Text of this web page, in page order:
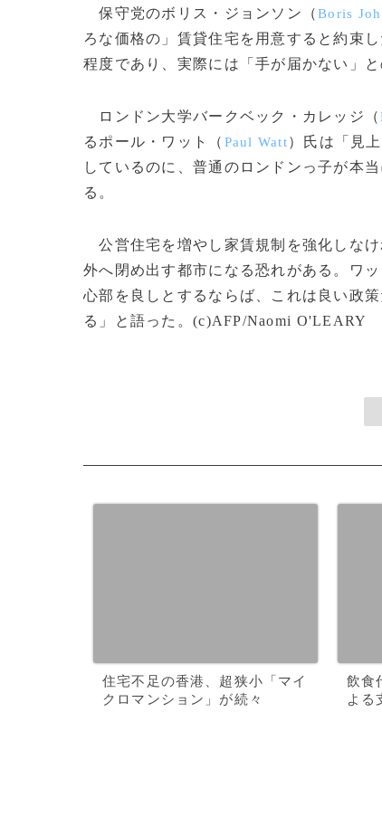
保守党のボリス・ジョンソン（Boris
ろな価格の」賃貸住宅を用意すると約束
程度であり、実際には「手が届かない」
ロンドン大学バークベック・カレッジ（
るポール・ワット（ Paul Watt）氏は「見
しているのに、普通のロンドンっ子が本
る。
公営住宅を増やし家賃規制を強化しな
外へ閉め出す都市になる恐れがある。ワ
心部を良しとするならば、これは良い政
る」と語った。(c)AFP/Naomi O'LEARY
住宅不足の香港、超狭小「マイ
クロマンション」が続々
飲食
よる